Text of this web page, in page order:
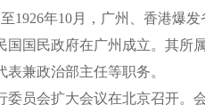
1926年10月，广州、香港爆
民政府在广州成立。其所属
兼政治部主任等职务。
会扩大会议在北京召开。会